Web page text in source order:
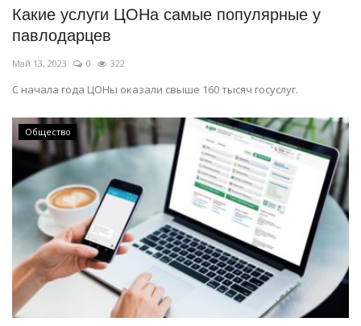
Какие услуги ЦОНа самые популярные у
павлодарцев
Май 13, 2023 0 322
С начала года ЦОНы оказали свыше 160 тысяч госуслуг.
Общество